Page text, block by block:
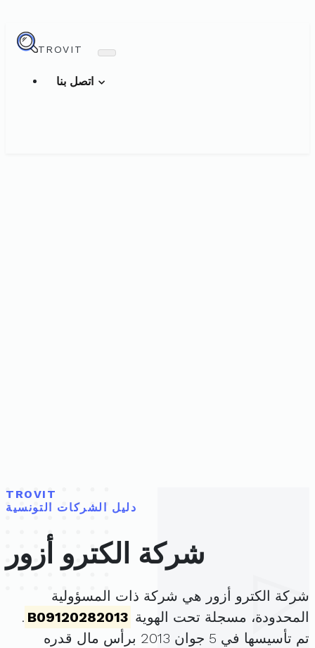
TROVIT
TROVIT
دليل الشركات التونسية
شركة الكترو أزور
شركة الكترو أزور هي شركة ذات المسؤولية
المحدودة، مسجلة تحت الهوية B09120282013
.
تم تأسيسها في 5 جوان 2013 برأس مال قدره